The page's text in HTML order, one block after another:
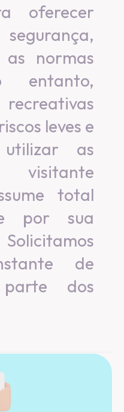
oferecer
as normas
entanto,
leves e
as
total
por sua
de
dos